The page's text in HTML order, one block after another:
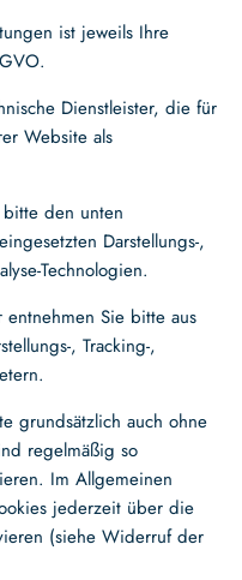
ist jeweils Ihre
Dienstleister, die für
Website als
den unten
Darstellungs-,
Technologien.
entnehmen Sie bitte aus
, Tracking-,
grundsätzlich auch ohne
regelmäßig so
Im Allgemeinen
jederzeit über die
(siehe Widerruf der